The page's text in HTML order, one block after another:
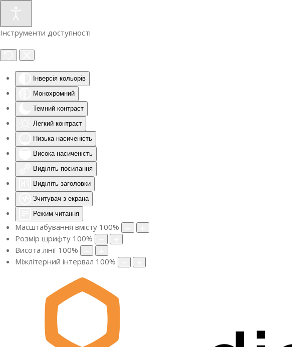
Інструменти доступності
Інверсія кольорів
Монохромний
Темний контраст
Легкий контраст
Низька насиченість
Висока насиченість
Виділіть посилання
Виділіть заголовки
Зчитувач з екрана
Режим читання
Масштабування вмісту 100%
Розмір шрифту 100%
Висота лінії 100%
Міжлітерний інтервал 100%